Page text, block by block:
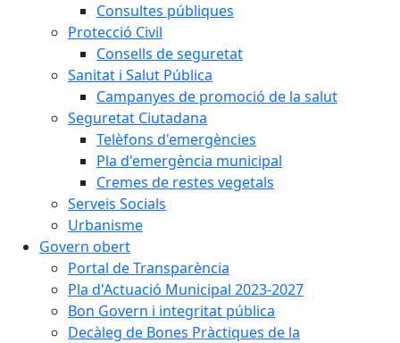
Consultes públiques
Protecció Civil
Consells de seguretat
Sanitat i Salut Pública
Campanyes de promoció de la salut
Seguretat Ciutadana
Telèfons d'emergències
Pla d'emergència municipal
Cremes de restes vegetals
Serveis Socials
Urbanisme
Govern obert
Portal de Transparència
Pla d'Actuació Municipal 2023-2027
Bon Govern i integritat pública
Decàleg de Bones Pràctiques de la